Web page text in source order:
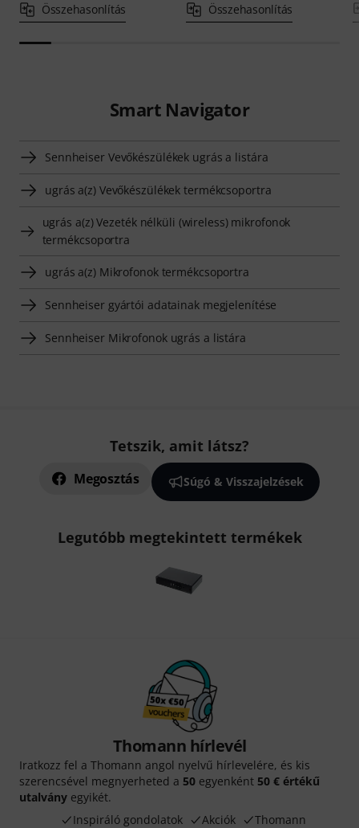
Összehasonlítás Összehasonlítás
Smart Navigator
Sennheiser Vevőkészülékek ugrás a listára
ugrás a(z) Vevőkészülékek termékcsoportra
ugrás a(z) Vezeték nélküli (wireless) mikrofonok
termékcsoportra
ugrás a(z) Mikrofonok termékcsoportra
Sennheiser gyártói adatainak megjelenítése
Sennheiser Mikrofonok ugrás a listára
Tetszik, amit látsz?
Megosztás Súgó & Visszajelzések
Legutóbb megtekintett termékek
Thomann hírlevél
Iratkozz fel a Thomann angol nyelvű hírlevelére, és kis
szerencsével megnyerheted a 50 egyenként 50 € értékű
utalvány egyikét.
Inspiráló gondolatok
Akciók Thomann